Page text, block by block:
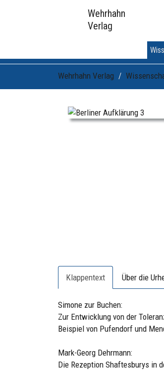
Wehrhahn
Verlag
Wehrhahn Verlag
Klappentext Über die
Simone zur Buchen:
Zur Entwicklung von der
Beispiel von Pufendorf und
Mark-Georg Dehrmann:
Die Rezeption Shaftesburys in